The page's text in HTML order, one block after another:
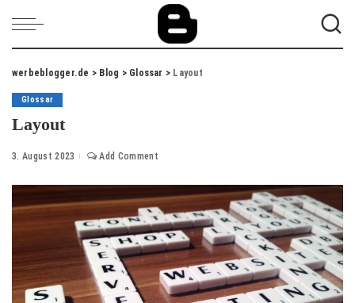
werbeblogger.de > Blog > Glossar > Layout
Glossar
Layout
3. August 2023 Add Comment